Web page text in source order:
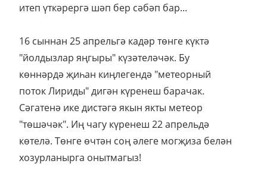
итеп үткәрергә шәп бер сәбәп бар...
16 сыннан 25 апрельгә кадәр төнге күктә
"йолдызлар яңгыры" күзәтеләчәк. Бу
көннәрдә җиһан киңлегендә "метеорный
поток Лириды" дигән күренеш барачак.
Сәгатенә ике дистәгә якын якты метеор
"төшәчәк". Иң чагу күренеш 22 апрельдә
көтелә. Төнге өчтән соң әлеге могҗиза белән
хозурланырга онытмагыз!